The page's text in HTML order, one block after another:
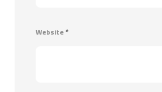
Website*